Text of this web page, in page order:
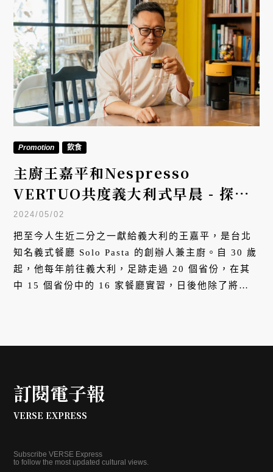
Promotion 飲食
主廚王嘉平和Nespresso
VERTUO共度義大利式早晨 - 探究
咖啡與早餐的關係
2024/05/02
把至今人生近二分之一獻給義大利的王嘉平，是台北
知名義式餐廳 Solo Pasta 的創辦人兼主廚。自 30 歲
起，他每年前往義大利，足跡走過 20 個省份，在其
中 15 個省份中的 16 家餐廳實習，日後他除了將義
訂閱電子報
VERSE EXPRESS
Subscribe VERSE Express
to follow the most updated cultural views.